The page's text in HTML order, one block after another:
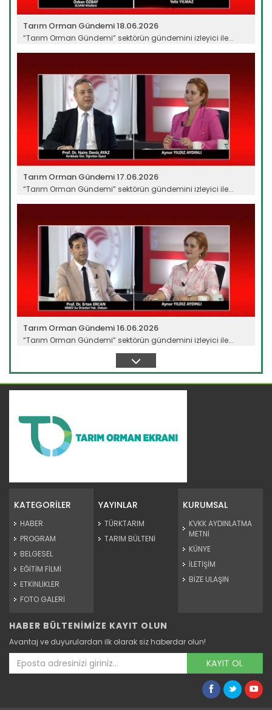
Tarım Orman Gündemi 18.06.2026
“Tarım Orman Gündemi” sektörün gündemini izleyici ile...
Devamını Oku ->
Tarım Orman Gündemi 17.06.2026
“Tarım Orman Gündemi” sektörün gündemini izleyici ile...
Devamını Oku ->
Tarım Orman Gündemi 16.06.2026
“Tarım Orman Gündemi” sektörün gündemini izleyici ile...
Devamını Oku ->
Tarım Orman Gündemi 12.06.2026
“Tarım Orman Gündemi” sektörün gündemini izleyici ile...
Devamını Oku ->
KATEGORİLER
HABER
PROGRAM
BELGESEL
EĞİTİM FİLMİ
ETKİNLİKLER
FOTO GALERİ
YAYINLAR
TÜRKTARIM
TARIM BÜLTENİ
KURUMSAL
KVKK AYDINLATMA
METNİ
KÜNYE
İLETİŞİM
BİZE ULAŞIN
HABER BÜLTENİMİZE KAYIT OLUN
Avantaj ve duyurulardan ilk olarak siz haberdar olun!
KAYIT OL